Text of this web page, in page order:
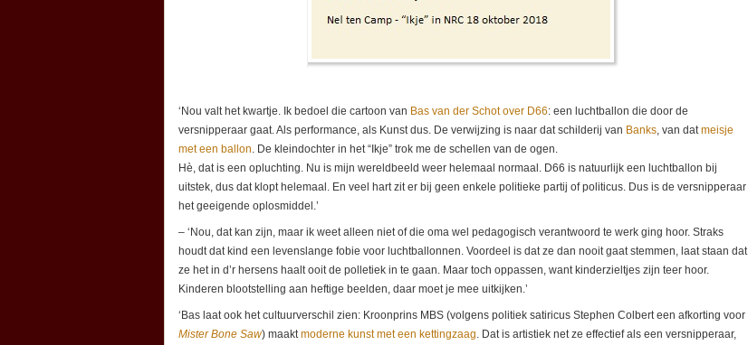
‘Nou valt het kwartje. Ik bedoel die cartoon van Bas van der Schot over D66: een luchtballon die door de
versnipperaar gaat. Als performance, als Kunst dus. De verwijzing is naar dat schilderij van Banks , van dat meisje
met een ballon . De kleindochter in het “Ikje” trok me de schellen van de ogen.
Hè, dat is een opluchting. Nu is mijn wereldbeeld weer helemaal normaal. D66 is natuurlijk een luchtballon bij
uitstek, dus dat klopt helemaal. En veel hart zit er bij geen enkele politieke partij of politicus. Dus is de versnipperaar
het geeigende oplosmiddel.’
– ‘Nou, dat kan zijn, maar ik weet alleen niet of die oma wel pedagogisch verantwoord te werk ging hoor. Straks
houdt dat kind een levenslange fobie voor luchtballonnen. Voordeel is dat ze dan nooit gaat stemmen, laat staan dat
ze het in d’r hersens haalt ooit de polletiek in te gaan. Maar toch oppassen, want kinderzieltjes zijn teer hoor.
Kinderen blootstelling aan heftige beelden, daar moet je mee uitkijken.’
‘Bas laat ook het cultuurverschil zien: Kroonprins MBS (volgens politiek satiricus Stephen Colbert een afkorting voor
Mister Bone Saw) maaktmoderne kunst met een kettingzaag. Dat is artistiek net ze effectief als een versnipperaar,